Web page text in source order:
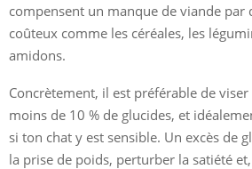
compensent un manque de viande par
coûteux comme les céréales, les
amidons.
Concrètement, il est préférable de
moins de 10 % de glucides, et
si ton chat y est sensible. Un excès de
la prise de poids, perturber la satiété